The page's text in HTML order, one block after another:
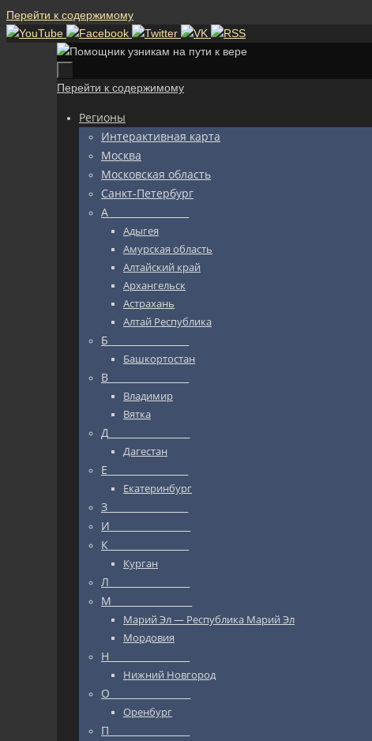
Перейти к содержимому
Перейти к содержимому
Регионы
Интерактивная карта
Москва
Московская область
Санкт-Петербург
А_________________
Адыгея
Амурская область
Алтайский край
Архангельск
Астрахань
Алтай Республика
Б_________________
Башкортостан
В_________________
Владимир
Вятка
Д_________________
Дагестан
Е_________________
Екатеринбург
З_________________
И_________________
К_________________
Курган
Л_________________
М_________________
Марий Эл — Республика Марий Эл
Мордовия
Н_________________
Нижний Новгород
О_________________
Оренбург
П_________________